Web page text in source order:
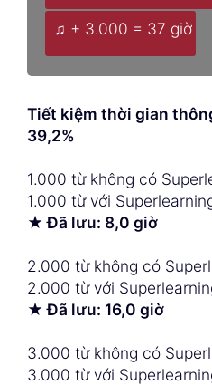
♫ + 3.000 = 37 giờ
Tiết kiệm thời gian
39,2%
1.000 từ không có
1.000 từ với
★ Đã lưu: 8,0 giờ
2.000 từ không có
2.000 từ với
★ Đã lưu: 16,0 giờ
3.000 từ không có
3.000 từ với